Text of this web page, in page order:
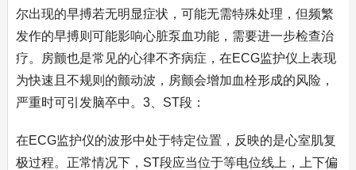
尔出现的早搏若无明显症状，可能无需特殊处理，但频繁
发作的早搏则可能影响心脏泵血功能，需要进一步检查治
疗。房颤也是常见的心律不齐病症，在ECG监护仪上表现
为快速且不规则的颤动波，房颤会增加血栓形成的风险，
严重时可引发脑卒中。3、ST段：
在ECG监护仪的波形中处于特定位置，反映的是心室肌复
极过程。正常情况下，ST段应当位于等电位线上，上下偏